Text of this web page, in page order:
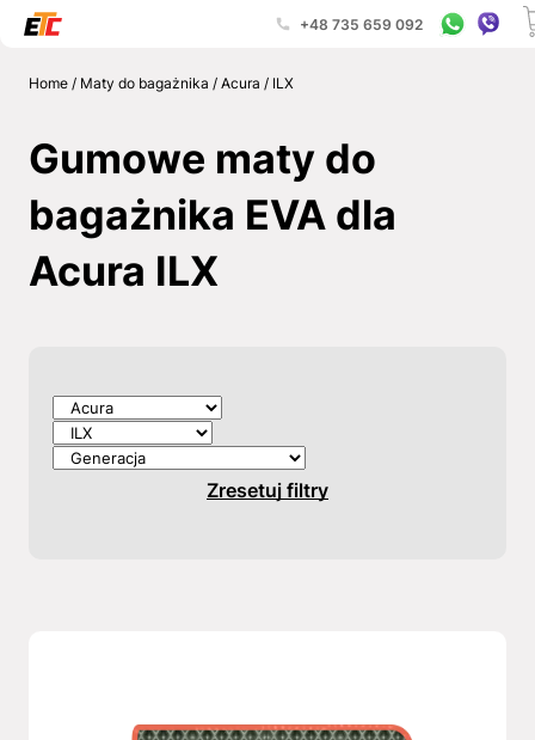
+48 735 659 092
Home/ Maty do bagażnika / Acura / ILX
Gumowe maty do
bagażnika EVA dla
Acura ILX
Zresetuj filtry